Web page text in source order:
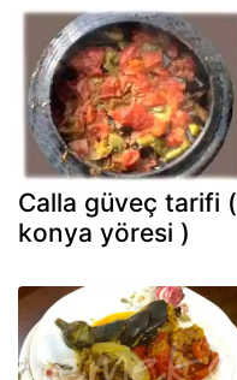
Calla güveç tarifi (
konya yöresi )